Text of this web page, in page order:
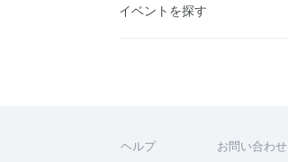
イベントを探す
ヘルプ お問い合わせ